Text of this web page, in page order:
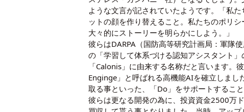
ような文言が記されていたようです。「私
ットの顔を作り替えること。私たちのポリ
大々的にストーリーを明らかにしよう。」
彼らはDARPA（国防高等研究計画局：軍隊
の「学習して体系づける認知アシスタント
「Calonis」に由来する名称だと言います
Enginge」と呼ばれる高機能AIを確立しま
取る事といった、「Do」をサポートすること
彼らは更なる開発の為に、投資資金2500万